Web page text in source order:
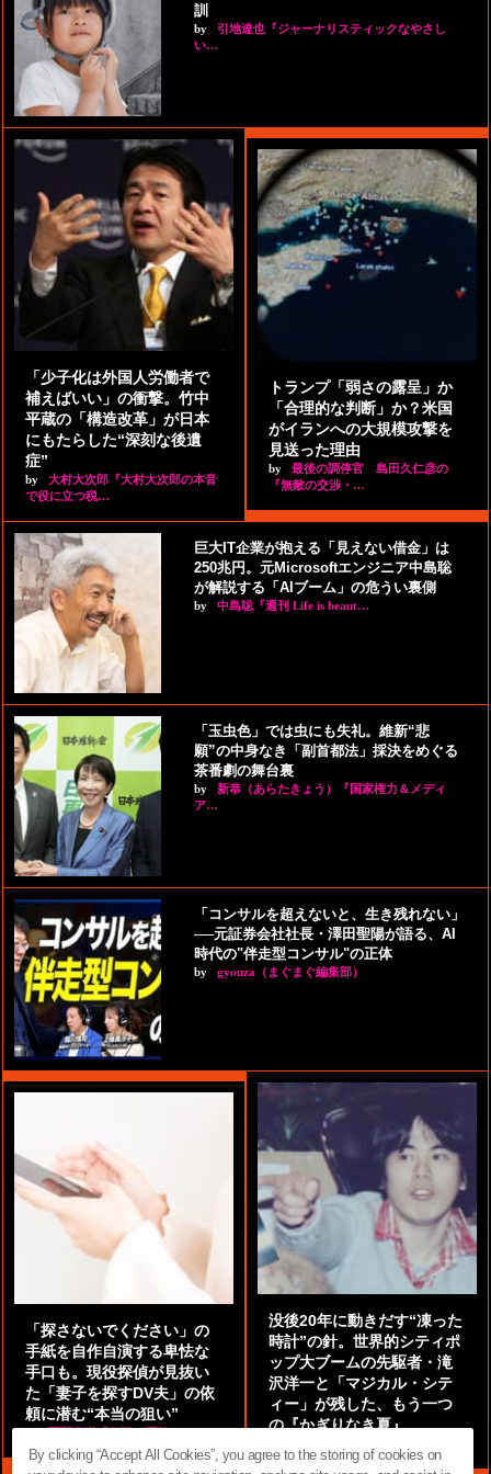
訓
by
引地達也『ジャーナリスティックなやさし
い…
「少子化は外国人労働者で
補えばいい」の衝撃。竹中
平蔵の「構造改革」が日本
にもたらした“深刻な後遺
症”
by
大村大次郎『大村大次郎の本音
で役に立つ税…
トランプ「弱さの露呈」か
「合理的な判断」か？米国
がイランへの大規模攻撃を
見送った理由
by
最後の調停官 島田久仁彦の
『無敵の交渉・…
巨大IT企業が抱える「見えない借金」は
250兆円。元Microsoftエンジニア中島聡
が解説する「AIブーム」の危うい裏側
by 中島聡『週刊 Life is beaut…
「玉虫色」では虫にも失礼。維新“悲
願”の中身なき「副首都法」採決をめぐる
茶番劇の舞台裏
by
新恭（あらたきょう）『国家権力＆メディ
ア…
「コンサルを超えないと、生き残れない」
──元証券会社社長・澤田聖陽が語る、AI
時代の"伴走型コンサル"の正体
by gyouza（まぐまぐ編集部）
「探さないでください」の
手紙を自作自演する卑怯な
手口も。現役探偵が見抜い
た「妻子を探すDV夫」の依
頼に潜む“本当の狙い”
by 阿部泰尚『伝説の探偵』
没後20年に動きだす“凍った
時計”の針。世界的シティポ
ップ大ブームの先駆者・滝
沢洋一と「マジカル・シテ
ィー」が残した、もう一つ
の『かぎりなき夏』
By clicking “Accept All Cookies”, you agree to the storing of cookies on